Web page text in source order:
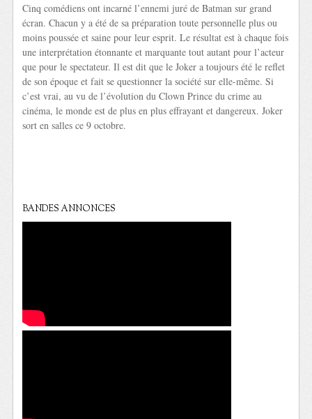
Cinq comédiens ont incarné l’ennemi juré de Batman sur grand
écran. Chacun y a été de sa préparation toute personnelle plus ou
moins poussée et saine pour leur esprit. Le résultat est à chaque fois
une interprétation étonnante et marquante tout autant pour l’acteur
que pour le spectateur. Il est dit que le Joker a toujours été le reflet
de son époque et fait se questionner la société sur elle-même. Si
c’est vrai, au vu de l’évolution du Clown Prince du crime au
cinéma, le monde est de plus en plus effrayant et dangereux. Joker
sort en salles ce 9 octobre.
BANDES ANNONCES